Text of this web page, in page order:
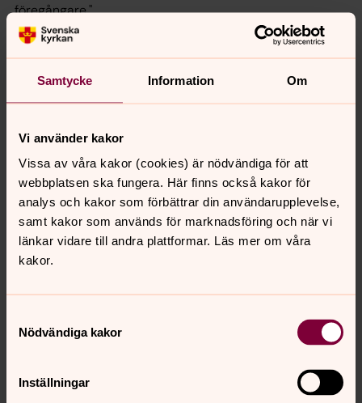
Samtycke Information Om
Vi använder kakor
Vissa av våra kakor (cookies) är nödvändiga för att
webbplatsen ska fungera. Här finns också kakor för
analys och kakor som förbättrar din användarupplevelse,
samt kakor som används för marknadsföring och när vi
länkar vidare till andra plattformar. Läs mer om våra
kakor.
Nödvändiga kakor
Inställningar
föregångare."
Hasse Jönsson, The Tivoli:
hyllning till både musiken, historien och det andligt
laddade kyrkorummet, skapar vi ett unikt musikaliskt
bygger vidare på denna vision.”
Alla åldrar är välkomna, och evenemanget är gratis –
först till kvarn gäller för de cirka 500 platserna i kyrkan.
Men det är också möjligt att komma och gå under
konserten i mån av plats.
Nyfiken på mer?
kort!